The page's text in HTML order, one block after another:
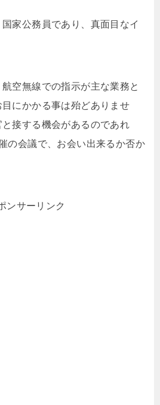
家公務員であり、真面目なイ
空無線での指示が主な業務と
にかかる事は殆どありませ
接する機会があるのであれ
の会議で、お会い出来るか否か
ンサーリンク